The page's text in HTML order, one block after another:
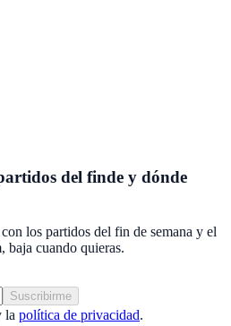
del finde y dónde
los partidos del fin de semana y el
baja cuando quieras.
Suscribirme
la política de privacidad.